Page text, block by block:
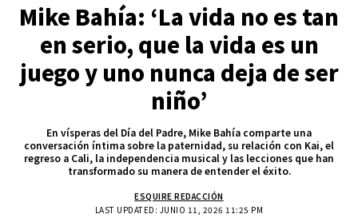
Mike Bahía: ‘La vida no es tan
en serio, que la vida es un
juego y uno nunca deja de ser
niño’
En vísperas del Día del Padre, Mike Bahía comparte una
conversación íntima sobre la paternidad, su relación con Kai, el
regreso a Cali, la independencia musical y las lecciones que han
transformado su manera de entender el éxito.
LAST UPDATED: JUNIO 11, 2026 11:25 PM
ESQUIRE REDACCIÓN